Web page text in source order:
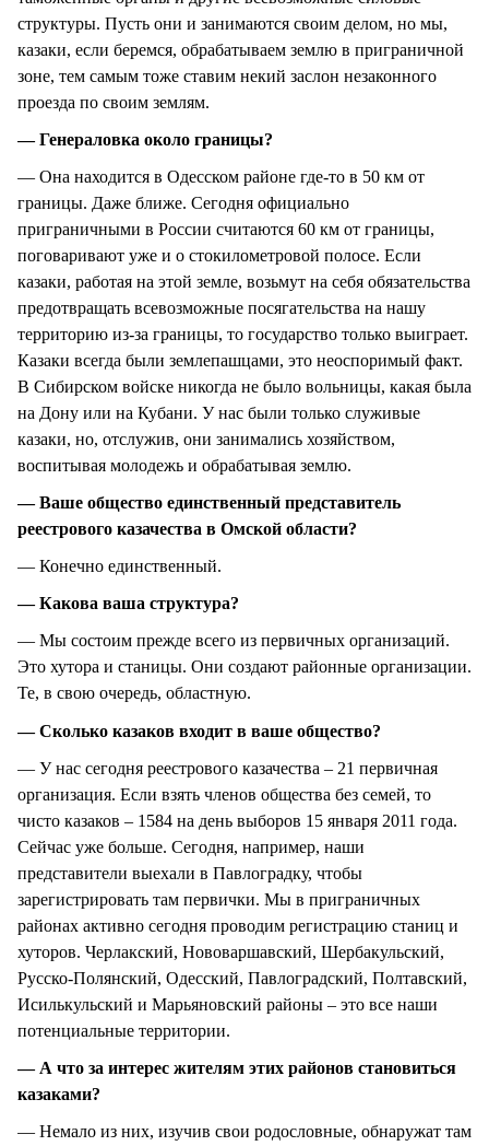
структуры. Пусть они и занимаются своим делом, но мы,
казаки, если беремся, обрабатываем землю в приграничной
зоне, тем самым тоже ставим некий заслон незаконного
проезда по своим землям.
— Генераловка около границы?
— Она находится в Одесском районе где-то в 50 км от
границы. Даже ближе. Сегодня официально
приграничными в России считаются 60 км от границы,
поговаривают уже и о стокилометровой полосе. Если
казаки, работая на этой земле, возьмут на себя обязательства
предотвращать всевозможные посягательства на нашу
территорию из-за границы, то государство только выиграет.
Казаки всегда были землепашцами, это неоспоримый факт.
В Сибирском войске никогда не было вольницы, какая была
на Дону или на Кубани. У нас были только служивые
казаки, но, отслужив, они занимались хозяйством,
воспитывая молодежь и обрабатывая землю.
— Ваше общество единственный представитель
реестрового казачества в Омской области?
— Конечно единственный.
— Какова ваша структура?
— Мы состоим прежде всего из первичных организаций.
Это хутора и станицы. Они создают районные организации.
Те, в свою очередь, областную.
— Сколько казаков входит в ваше общество?
— У нас сегодня реестрового казачества – 21 первичная
организация. Если взять членов общества без семей, то
чисто казаков – 1584 на день выборов 15 января 2011 года.
Сейчас уже больше. Сегодня, например, наши
представители выехали в Павлоградку, чтобы
зарегистрировать там первички. Мы в приграничных
районах активно сегодня проводим регистрацию станиц и
хуторов. Черлакский, Нововаршавский, Шербакульский,
Русско-Полянский, Одесский, Павлоградский, Полтавский,
Исилькульский и Марьяновский районы – это все наши
потенциальные территории.
— А что за интерес жителям этих районов становиться
казаками?
— Немало из них, изучив свои родословные, обнаружат там